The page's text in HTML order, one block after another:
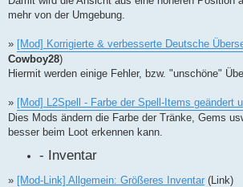
mehr von der Umgebung.
» [Mod] Korrigierte & verbesserte Deutsche
Cowboy28)
Hiermit werden einige Fehler, bzw. "unschöne"
» [Mod] L2Spell - Farbe der Spell-Items geändert
Dies Mods ändern die Farbe der Tränke, Gems
besser beim Loot erkennen kann.
- Inventar
» [Mod-Link] Allgemein: Größeres Inventar (Link)